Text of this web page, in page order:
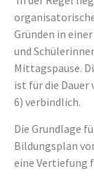
Gründen in
und
Mittagspause.
ist für die Dauer
6) verbindlich.
Die Grundlage
Bildungsplan
eine Vertiefung